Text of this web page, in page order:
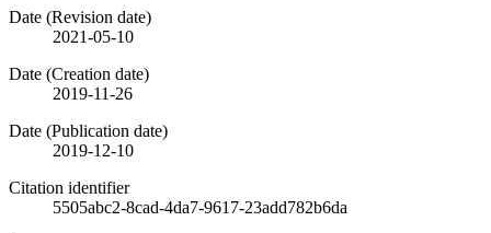
Date (Revision date)
2021-05-10
Date (Creation date)
2019-11-26
Date (Publication date)
2019-12-10
Citation identifier
5505abc2-8cad-4da7-9617-23add782b6da